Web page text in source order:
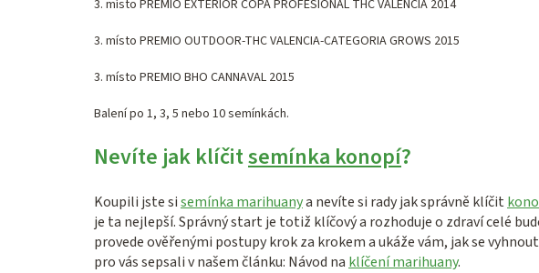
3. místo PREMIO EXTERIOR COPA PROFESIONAL THC VALENCIA 2014
3. místo PREMIO OUTDOOR-THC VALENCIA-CATEGORIA GROWS 2015
3. místo PREMIO BHO CANNAVAL 2015
Balení po 1, 3, 5 nebo 10 semínkách.
Nevíte jak klíčitsemínka konopí?
Koupili jste sisemínka marihuanya nevíte si rady jak správně klíčit
je ta nejlepší. Správný start je totiž klíčový a rozhoduje o zdraví celé
provede ověřenými postupy krok za krokem a ukáže vám, jak se
pro vás sepsali v našem článku: Návod na klíčení marihuany.